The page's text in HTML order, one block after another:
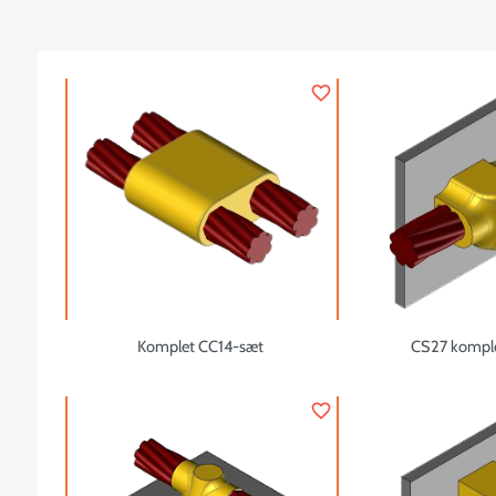
Komplet CC14-sæt
favorite_border
CS27
favorite_border